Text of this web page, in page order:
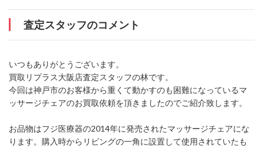
査定スタッフのコメント
いつもありがとうございます。
買取リプラス大阪店査定スタッフの林です。
今回は神戸市のお客様から重くて動かすのも困難になっているマ
ッサージチェアのお買取依頼を頂きましたのでご紹介致します。
お品物はフジ医療器の2014年に発売されたマッサージチェアにな
ります。購入時からリビングの一角に設置して使用されていたも